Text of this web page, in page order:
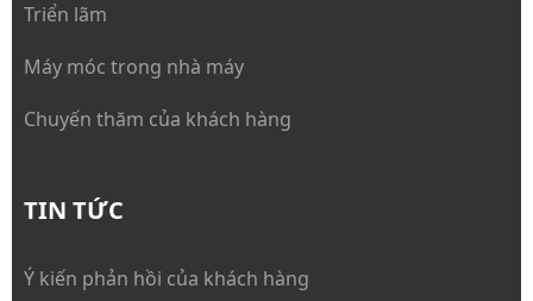
Triển lãm
Máy móc trong nhà máy
Chuyến thăm của khách hàng
TIN TỨC
Ý kiến phản hồi của khách hàng